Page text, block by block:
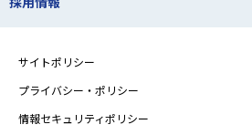
サイトポリシー
プライバシー・ポリシー
情報セキュリティポリシー